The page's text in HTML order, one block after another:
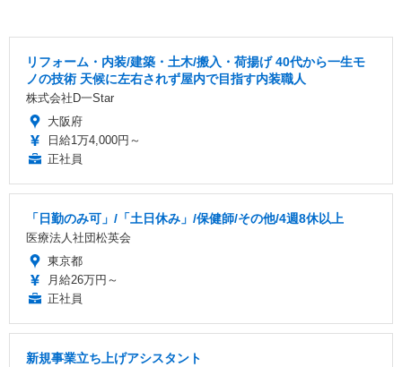
リフォーム・内装/建築・土木/搬入・荷揚げ 40代から一生モ
ノの技術 天候に左右されず屋内で目指す内装職人
株式会社D一Star
大阪府
日給1万4,000円～
正社員
「日勤のみ可」/「土日休み」/保健師/その他/4週8休以上
医療法人社団松英会
東京都
月給26万円～
正社員
新規事業立ち上げアシスタント